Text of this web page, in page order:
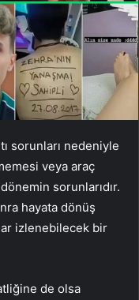
sorunları nedeniyle
veya araç
sorunlarıdır.
hayata dönüş
izlenebilecek bir
de olsa